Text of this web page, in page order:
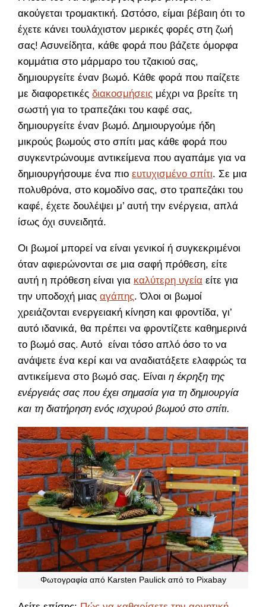
ακούγεται τρομακτική. Ωστόσο, είμαι βέβαιη ότι το
έχετε κάνει τουλάχιστον μερικές φορές στη ζωή
σας! Ασυνείδητα, κάθε φορά που βάζετε όμορφα
κομμάτια στο μάρμαρο του τζακιού σας,
δημιουργείτε έναν βωμό. Κάθε φορά που παίζετε
με διαφορετικές διακοσμήσεις μέχρι να βρείτε τη
σωστή για το τραπεζάκι του καφέ σας,
δημιουργείτε έναν βωμό. Δημιουργούμε ήδη
μικρούς βωμούς στο σπίτι μας κάθε φορά που
συγκεντρώνουμε αντικείμενα που αγαπάμε για να
δημιουργήσουμε ένα πιο ευτυχισμένο σπίτι. Σε μια
πολυθρόνα, στο κομοδίνο σας, στο τραπεζάκι του
καφέ, έχετε δουλέψει μ’ αυτή την ενέργεια, απλά
ίσως όχι συνειδητά.
Οι βωμοί μπορεί να είναι γενικοί ή συγκεκριμένοι
όταν αφιερώνονται σε μια σαφή πρόθεση, είτε
αυτή η πρόθεση είναι για καλύτερη υγεία είτε για
την υποδοχή μιας αγάπης. Όλοι οι βωμοί
χρειάζονται ενεργειακή κίνηση και φροντίδα, γι’
αυτό ιδανικά, θα πρέπει να φροντίζετε καθημερινά
το βωμό σας. Αυτό είναι τόσο απλό όσο το να
ανάψετε ένα κερί και να αναδιατάξετε ελαφρώς τα
αντικείμενα στο βωμό σας. Είναι η έκρηξη της
ενέργειάς σας που έχει σημασία για τη δημιουργία
και τη διατήρηση ενός ισχυρού βωμού στο σπίτι.
Φωτογραφία από Karsten Paulick από το Pixabay